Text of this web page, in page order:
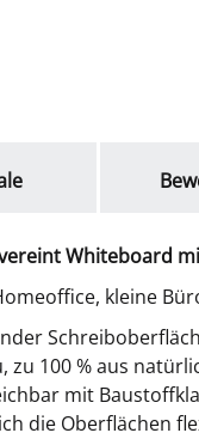
Whiteboard
kleine
zu 100 % aus
mit
die Oberflächen